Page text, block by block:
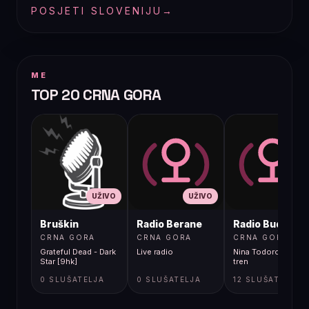
POSJETI SLOVENIJU →
ME
TOP 20 CRNA GORA
UŽIVO
Bruškin
CRNA GORA
Grateful Dead - Dark
Star [9hk]
0 SLUŠATELJA
UŽIVO
Radio Berane
CRNA GORA
Live radio
0 SLUŠATELJA
Radio Budva
CRNA GORA
Nina Todorovic -
tren
12 SLUŠATELJA